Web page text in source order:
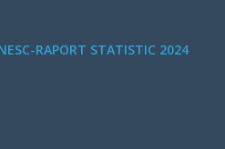
RAPORT STATISTIC 2024